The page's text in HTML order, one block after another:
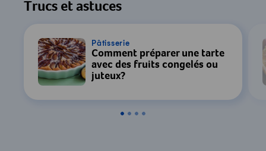
Trucs et astuces
Pâtisserie
Comment préparer une tarte
avec des fruits congelés ou
juteux?